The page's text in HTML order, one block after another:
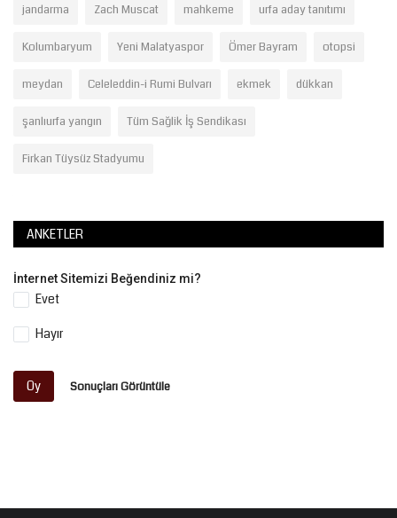
jandarma Zach Muscat mahkeme urfa aday tanıtımı
Kolumbaryum Yeni Malatyaspor Ömer Bayram otopsi
meydan Celeleddin-i Rumi Bulvarı ekmek dükkan
şanlıurfa yangın Tüm Sağlik İş Sendikası
Firkan Tüysüz Stadyumu
ANKETLER
İnternet Sitemizi Beğendiniz mi?
Evet
Hayır
Oy Sonuçları Görüntüle